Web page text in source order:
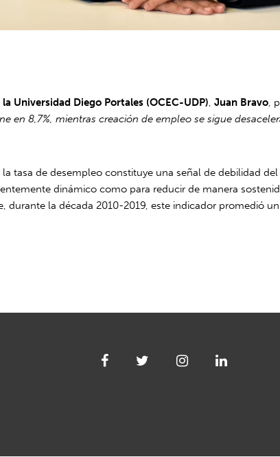
Universidad Diego Portales (OCEC-UDP),Juan Bravo,
en 8,7%, mientras creación de empleo se sigue
tasa de desempleo constituye una señal de debilidad
dinámico como para reducir de manera
durante la década 2010-2019, este indicador promedió un